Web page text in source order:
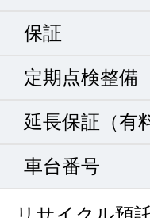
保証
定期点検整備
延長保証（有
車台番号